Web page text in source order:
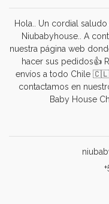
Hola.. Un cordial
Niubabyhouse.. A
nuestra página web
hacer sus pedidos👍
envíos a todo Chile 🇨🇱
contactamos en
Baby House